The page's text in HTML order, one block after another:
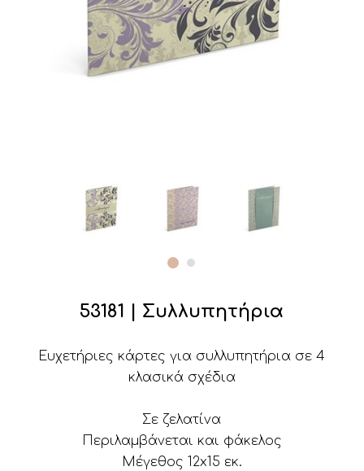
53181 | Συλλυπητήρια
Ευχετήριες κάρτες για συλλυπητήρια σε 4
κλασικά σχέδια
Σε ζελατίνα
Περιλαμβάνεται και φάκελος
Μέγεθος 12x15 εκ.